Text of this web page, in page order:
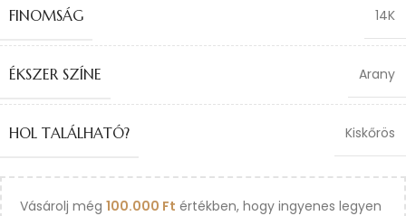
FINOMSÁG 14K
ÉKSZER SZÍNE Arany
HOL TALÁLHATÓ? Kiskőrös
Vásárolj még 100.000 Ft értékben, hogy ingyenes legyen